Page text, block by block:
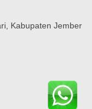
Kabupaten Jember